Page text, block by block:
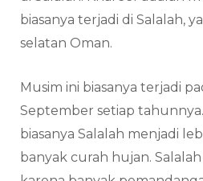
biasanya terjadi di Salalah,
selatan Oman.
Musim ini biasanya terjadi
September setiap
biasanya Salalah menjadi
banyak curah hujan.